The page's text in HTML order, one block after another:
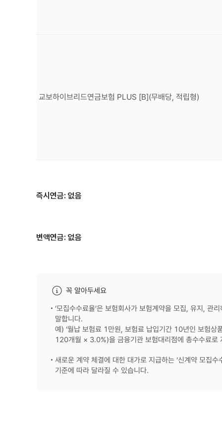
교보하이브리드연금보험 PLUS [B](무배당, 적립형)
즉시연금: 없음
변액연금: 없음
꼭 알아두세요
‘모집수수료율’은 보험회사가 보험계약을 모집, 유지, 관
말합니다.
예) ‘월납 보험료 1만원, 보험료 납입기간 10년인 보험
120개월 × 3.0%)을 금융기관 보험대리점에 총수수료로
새로운 계약 체결에 대한 대가로 지급하는 ‘신계약 모집
기준에 따라 달라질 수 있습니다.